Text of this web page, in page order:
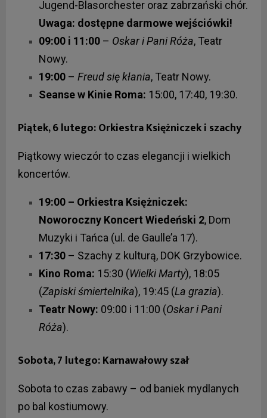
Jugend-Blasorchester oraz zabrzański chór.
Uwaga: dostępne darmowe wejściówki!
09:00 i 11:00 – Oskar i Pani Róża, Teatr
Nowy.
19:00 – Freud się kłania, Teatr Nowy.
Seanse w Kinie Roma: 15:00, 17:40, 19:30.
Piątek, 6 lutego: Orkiestra Księżniczek i szachy
Piątkowy wieczór to czas elegancji i wielkich
koncertów.
19:00 – Orkiestra Księżniczek:
Noworoczny Koncert Wiedeński 2, Dom
Muzyki i Tańca (ul. de Gaulle’a 17).
17:30 – Szachy z kulturą, DOK Grzybowice.
Kino Roma: 15:30 (Wielki Marty), 18:05
(Zapiski śmiertelnika), 19:45 (La grazia).
Teatr Nowy: 09:00 i 11:00 (Oskar i Pani
Róża).
Sobota, 7 lutego: Karnawałowy szał
Sobota to czas zabawy – od baniek mydlanych
po bal kostiumowy.